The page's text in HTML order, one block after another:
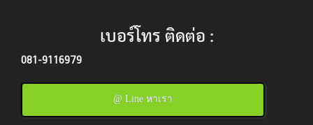
เบอร์โทร ติดต่อ :
081-9116979
@ Line หาเรา